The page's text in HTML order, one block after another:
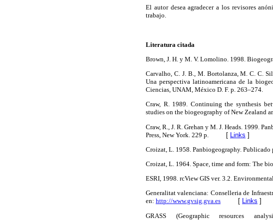
El autor desea agradecer a los revisores
trabajo.
Literatura citada
Brown, J. H. y M. V. Lomolino. 1998.
Carvalho, C. J. B., M. Bortolanza, M. C. C.
Una perspectiva latinoamericana de la
Ciencias, UNAM, México D. F. p. 263–274.
Craw, R. 1989. Continuing the synthesis
studies on the biogeography of New Zealand
Craw, R., J. R. Grehan y M. J. Heads. 1999.
Press, New York. 229 p.
[ Links ]
Croizat, L. 1958. Panbiogeography. Publicado
Croizat, L. 1964. Space, time and form: The
ESRI, 1998. rcView GIS ver. 3.2.
Generalitat valenciana: Conselleria de
en: http://www.gvsig.gva.es [ Links ]
GRASS (Geographic resources